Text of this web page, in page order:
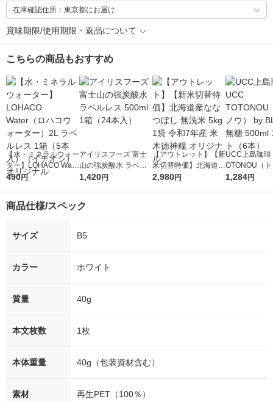
在庫確認住所：東京都にお届け
賞味期限/使用期限・返品について
こちらの商品もおすすめ
【水・ミネラルウォー
ター】LOHACO Wate
r（ロハコウォータ
シ） オリジナル
490円
アイリスフーズ 富士
山の強炭酸水 ラベル
レス 500ml 1箱（24
1,420円
【アウトレット】【新
米切替特価】北海道産
ななつぼし 無洗米 5k
2,980円
UCC上島珈琲
OTONOU（
ウ） by
1,284円
商品仕様/スペック
サイズ B5
カラー ホワイト
質量 40g
本文枚数 1枚
本体重量 40g（包装資材含む）
素材 再生PET（100％）